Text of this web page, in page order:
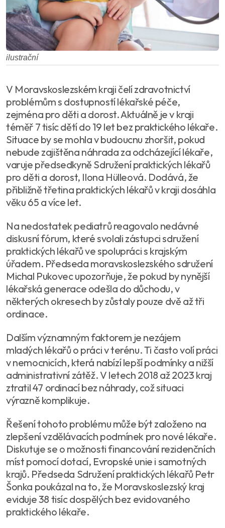
ilustrační
V Moravskoslezském kraji čelí zdravotnictví
problémům s dostupností lékařské péče,
zejména pro děti a dorost. Aktuálně je v kraji
téměř 7 tisíc dětí do 19 let bez praktického lékaře.
Situace by se mohla v budoucnu zhoršit, pokud
nebude zajištěna náhrada za odcházející lékaře,
varuje předsedkyně Sdružení praktických lékařů
pro děti a dorost, Ilona Hülleová. Dodává, že
přibližně třetina praktických lékařů v kraji dosáhla
věku 65 a více let.
Na nedostatek pediatrů reagovalo nedávné
diskusní fórum, které svolali zástupci sdružení
praktických lékařů ve spolupráci s krajským
úřadem. Předseda moravskoslezského sdružení
Michal Pukovec upozorňuje, že pokud by nynější
lékařská generace odešla do důchodu, v
některých okresech by zůstaly pouze dvě až tři
ordinace.
Dalším významným faktorem je nezájem
mladých lékařů o práci v terénu. Ti často volí práci
v nemocnicích, která nabízí lepší podmínky a nižší
administrativní zátěž. V letech 2018 až 2023 kraj
ztratil 47 ordinací bez náhrady, což situaci
výrazně komplikuje.
Řešení tohoto problému může být založeno na
zlepšení vzdělávacích podmínek pro nové lékaře.
Diskutuje se o možnosti financování rezidenčních
míst pomocí dotací, Evropské unie i samotných
krajů. Předseda Sdružení praktických lékařů Petr
Šonka poukázal na to, že Moravskoslezský kraj
eviduje 38 tisíc dospělých bez evidovaného
praktického lékaře.